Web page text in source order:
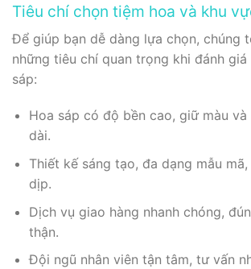
Tiêu chí chọn tiệm hoa và khu
Để giúp bạn dễ dàng lựa chọn, chúng
những tiêu chí quan trọng khi đánh
sáp:
Hoa sáp có độ bền cao, giữ màu và
dài.
Thiết kế sáng tạo, đa dạng mẫu
dịp.
Dịch vụ giao hàng nhanh chóng,
thận.
Đội ngũ nhân viên tận tâm, tư vấn